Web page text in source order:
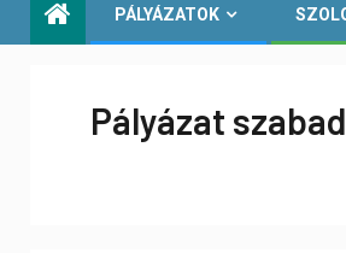
PÁLYÁZATOK
Pályázat